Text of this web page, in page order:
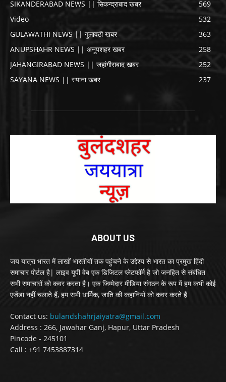
SIKANDERABAD NEWS || सिकन्द्राबाद खबर
569
Video
532
GULAWATHI NEWS || गुलावठी खबर
363
ANUPSHAHR NEWS || अनूपशहर खबर
258
JAHANGIRABAD NEWS || जहांगीराबाद खबर
252
SAYANA NEWS || स्याना खबर
237
ABOUT US
जय यात्रा भारत में लाखों भारतीयों तक पहुंचने के उद्देश्य से भारत का प्रमुख हिंदी
समाचार पोर्टल है| लाइव यूपी वेब एक डिजिटल प्लेटफॉर्म है जो जनहित से संबंधित
सभी समाचारों को कवर करता है। एक जिम्मेदार मीडिया संगठन के रूप में हम कभी कोई
एजेंडा नहीं चलाते हैं, हम सभी धार्मिक, जाति की कहानियों को कवर करते हैं
Contact us: bulandshahrjaiyatra@gmail.com
Address : 266, Jawahar Ganj, Hapur, Uttar Pradesh
Pincode - 245101
Call : +91 7453887314